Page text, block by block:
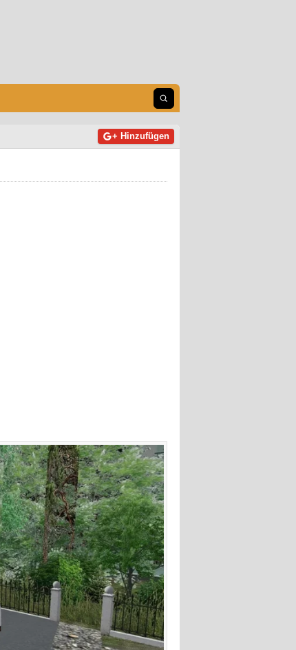
Suche öffnen
+ Hinzufügen